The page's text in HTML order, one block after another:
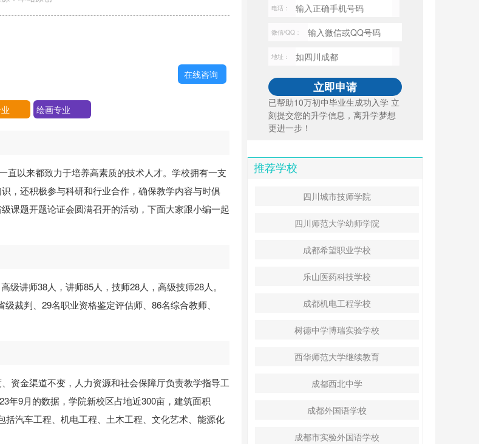
绘画专业
在线咨询
直以来都致力于培养高素质的技术人才。学校拥有一支
，还积极参与科研和行业合作，确保教学内容与时俱
课题开题论证会圆满召开的活动，下面大家跟小编一起
讲师38人，讲师85人，技师28人，高级技师28人。
裁判、29名职业资格鉴定评估师、86名综合教师、
资金渠道不变，人力资源和社会保障厅负责教学指导工
年9月的数据，学院新校区占地近300亩，建筑面积
汽车工程、机电工程、土木工程、文化艺术、能源化
电话：
微信/QQ：
地址：
已帮助10万初中毕业生成功入学 立
刻提交您的升学信息，离升学梦想
更进一步！
推荐学校
四川城市技师学院
四川师范大学幼师学院
成都希望职业学校
乐山医药科技学校
成都机电工程学校
树德中学博瑞实验学校
西华师范大学继续教育
成都西北中学
成都外国语学校
成都市实验外国语学校